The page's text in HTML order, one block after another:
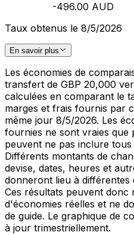
-496.00 AUD
Taux obtenus le 8/5/2026
En savoir plus
Les économies de
transfert de GBP 20,000
calculées en comparant le
marges et frais fournis par
même jour 8/5/2026. Les
fournies ne sont vraies
peuvent ne pas inclure
Différents montants de
devise, dates, heures et
donneront lieu à différentes
Ces résultats peuvent donc
d'économies réelles et ne
de guide. Le graphique de
à jour trimestriellement.